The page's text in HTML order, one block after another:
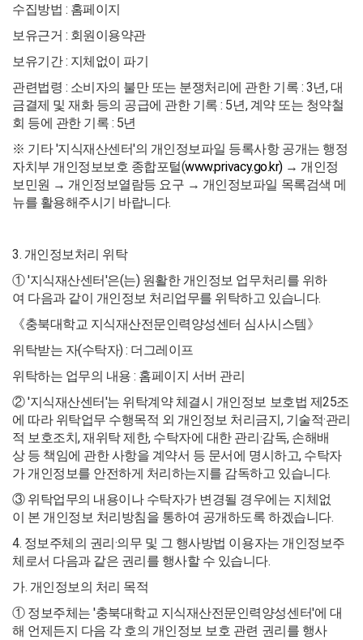
수집방법 : 홈페이지
보유근거 : 회원이용약관
보유기간 : 지체없이 파기
관련법령 : 소비자의 불만 또는 분쟁처리에 관한 기록 : 3년, 대
금결제 및 재화 등의 공급에 관한 기록 : 5년, 계약 또는 청약철
회 등에 관한 기록 : 5년
※ 기타 '지식재산센터'의 개인정보파일 등록사항 공개는 행정
자치부 개인정보보호 종합포털(www.privacy.go.kr)→ 개인정
보민원 → 개인정보열람등 요구 → 개인정보파일 목록검색 메
뉴를 활용해주시기 바랍니다.
3. 개인정보처리 위탁
① '지식재산센터'은(는) 원활한 개인정보 업무처리를 위하
여 다음과 같이 개인정보 처리업무를 위탁하고 있습니다.
《충북대학교 지식재산전문인력양성센터 심사시스템》
위탁받는 자(수탁자) : 더그레이프
위탁하는 업무의 내용 : 홈페이지 서버 관리
② '지식재산센터'는 위탁계약 체결시 개인정보 보호법 제25조
에 따라 위탁업무 수행목적 외 개인정보 처리금지, 기술적·관리
적 보호조치, 재위탁 제한, 수탁자에 대한 관리·감독, 손해배
상 등 책임에 관한 사항을 계약서 등 문서에 명시하고, 수탁자
가 개인정보를 안전하게 처리하는지를 감독하고 있습니다.
③ 위탁업무의 내용이나 수탁자가 변경될 경우에는 지체없
이 본 개인정보 처리방침을 통하여 공개하도록 하겠습니다.
4. 정보주체의 권리·의무 및 그 행사방법 이용자는 개인정보주
체로서 다음과 같은 권리를 행사할 수 있습니다.
가. 개인정보의 처리 목적
① 정보주체는 '충북대학교 지식재산전문인력양성센터'에 대
해 언제든지 다음 각 호의 개인정보 보호 관련 권리를 행사